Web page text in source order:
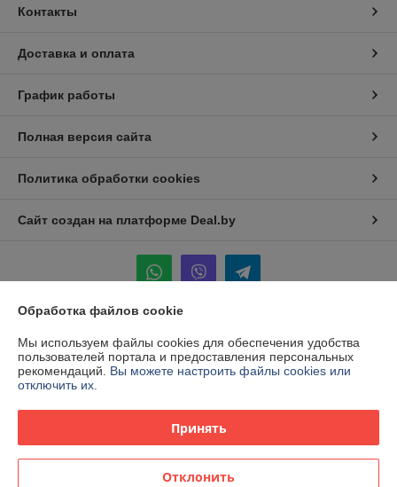
Контакты
Доставка и оплата
График работы
Полная версия сайта
Политика обработки cookies
Сайт создан на платформе Deal.by
Информация для покупателя
Индивидуальный предприниматель:
ИП Ваницкий Роман Сергеевич
Брестская обл. г. Барановичи 2-ой пер. Славянский дом 28
Регистрационный орган: Барановичский горисполком
Обработка файлов cookie
Мы используем файлы cookies для обеспечения удобства
пользователей портала и предоставления персональных
рекомендаций. Вы можете настроить файлы cookies или
отключить их.
Принять
Отклонить